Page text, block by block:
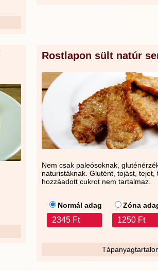
Rostlapon sült natúr
Nem csak paleósoknak,
naturistáknak. Glutént, tojást, tejet,
hozzáadott cukrot nem tartalmaz.
Normál adag
2345 Ft
Zóna
1250 Ft